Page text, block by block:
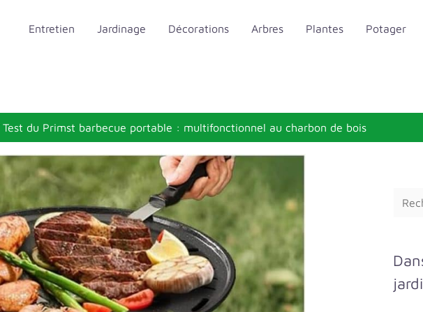
Entretien Jardinage Décorations Arbres Plantes Potager
Test du Primst barbecue portable : multifonctionnel au charbon de bois
e
c